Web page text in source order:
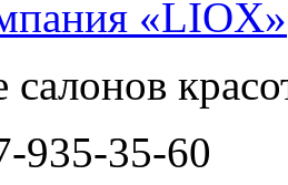
«LIOX»
935-35-60